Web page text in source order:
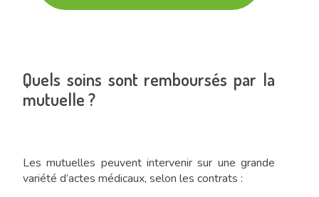
Quels soins sont remboursés par la
mutuelle ?
Les mutuelles peuvent intervenir sur une grande
variété d’actes médicaux, selon les contrats :